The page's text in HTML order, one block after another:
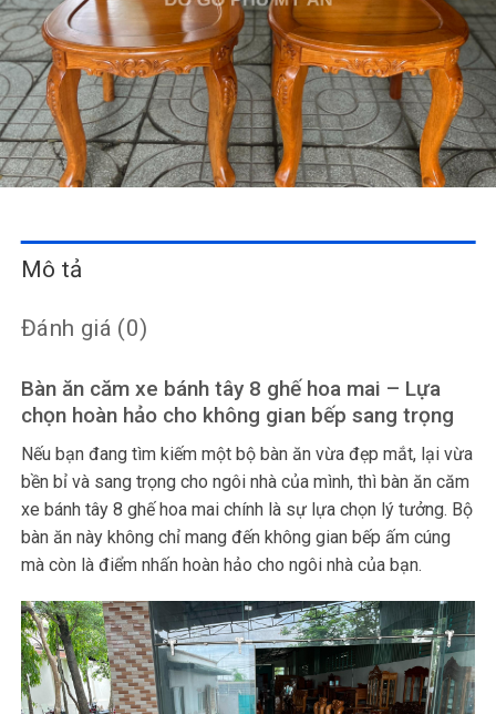
Mô tả
Đánh giá (0)
Bàn ăn căm xe bánh tây 8 ghế hoa mai – Lựa
chọn hoàn hảo cho không gian bếp sang trọng
Nếu bạn đang tìm kiếm một bộ bàn ăn vừa đẹp mắt, lại vừa
bền bỉ và sang trọng cho ngôi nhà của mình, thì bàn ăn căm
xe bánh tây 8 ghế hoa mai chính là sự lựa chọn lý tưởng. Bộ
bàn ăn này không chỉ mang đến không gian bếp ấm cúng
mà còn là điểm nhấn hoàn hảo cho ngôi nhà của bạn.